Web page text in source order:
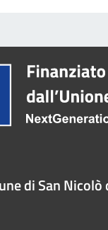
di San Nicolò